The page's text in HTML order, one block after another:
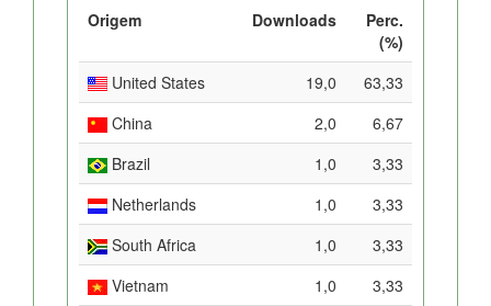
Origem Downloads
Perc.
(%)
United States
19,0
63,33
China
2,0
6,67
Brazil
1,0
3,33
Netherlands
1,0
3,33
South Africa
1,0
3,33
Vietnam
1,0
3,33